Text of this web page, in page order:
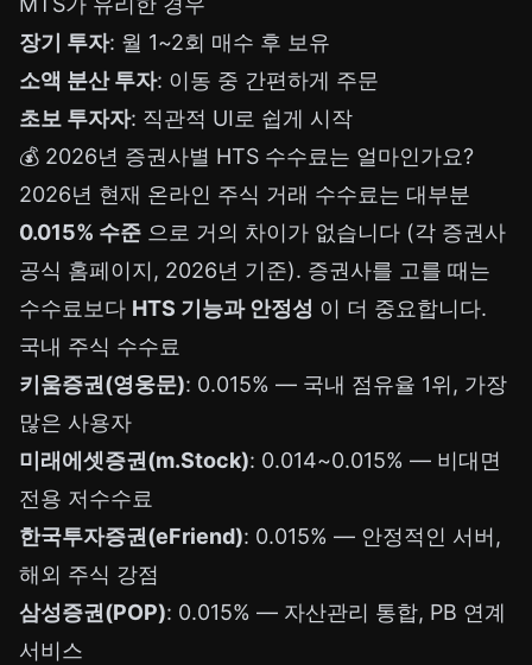
장기 투자: 월 1~2회 매수 후 보유
소액 분산 투자: 이동 중 간편하게 주문
초보 투자자: 직관적 UI로 쉽게 시작
💰 2026년 증권사별 HTS 수수료는 얼마인가요?
2026년 현재 온라인 주식 거래 수수료는 대부분
0.015% 수준 으로 거의 차이가 없습니다 (각 증권사
공식 홈페이지, 2026년 기준). 증권사를 고를 때는
수수료보다 HTS 기능과 안정성 이 더 중요합니다.
국내 주식 수수료
키움증권(영웅문): 0.015% — 국내 점유율 1위, 가장
많은 사용자
미래에셋증권(m.Stock): 0.014~0.015% — 비대면
전용 저수수료
한국투자증권(eFriend): 0.015% — 안정적인 서버,
해외 주식 강점
삼성증권(POP): 0.015% — 자산관리 통합, PB 연계
서비스